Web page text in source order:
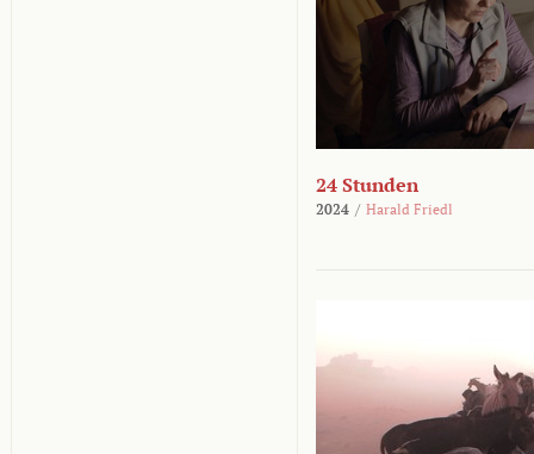
24 Stunden
2024 / Harald Friedl